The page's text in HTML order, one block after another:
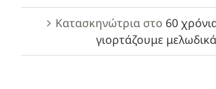
Κατασκηνώτρια στο 60
γιορτάζουμε